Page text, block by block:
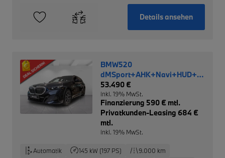
Details ansehen
BMW520
NP 77.140,-
53.490 €
inkl. 19% MwSt.
Finanzierung 590 € mtl.
Privatkunden-Leasing 684 €
mtl.
inkl. 19% MwSt.
Automatik 145 kW (197 PS)
9.000 km